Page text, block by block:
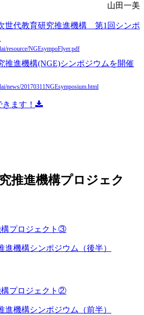
山田一美
世代教育研究推進機構 第1回シンポ
resource/NGEsympoFlyer.pdf
推進機構(NGE)シンポジウムを開催
news/20170311NGEsymposium.html
ます！
推進機構プロジェク
構プロジェクト③
進機構シンポジウム（後半）
構プロジェクト②
進機構シンポジウム（前半）